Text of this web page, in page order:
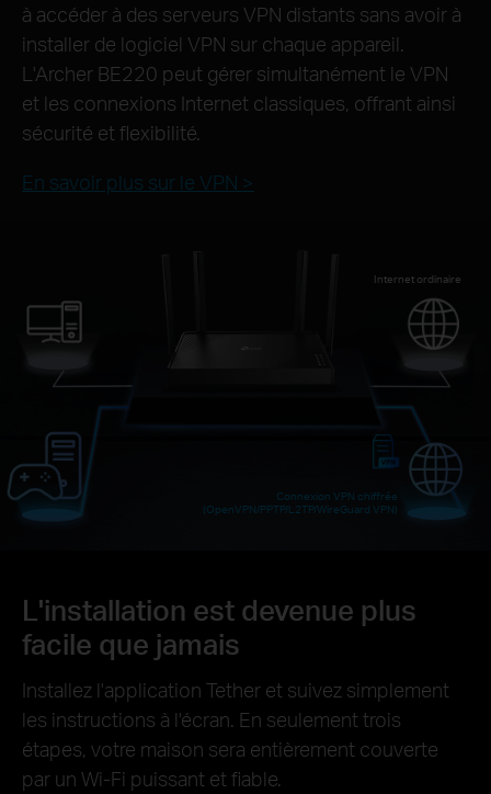
à accéder à des serveurs VPN distants sans avoir à
installer de logiciel VPN sur chaque appareil.
L'Archer BE220 peut gérer simultanément le VPN
et les connexions Internet classiques, offrant ainsi
sécurité et flexibilité.
En savoir plus sur le VPN >
Internet ordinaire
Connexion VPN chiffrée
(OpenVPN/PPTP/L2TP/WireGuard VPN)
L'installation est devenue plus
facile que jamais
Installez l'application Tether et suivez simplement
les instructions à l'écran. En seulement trois
étapes, votre maison sera entièrement couverte
par un Wi-Fi puissant et fiable.